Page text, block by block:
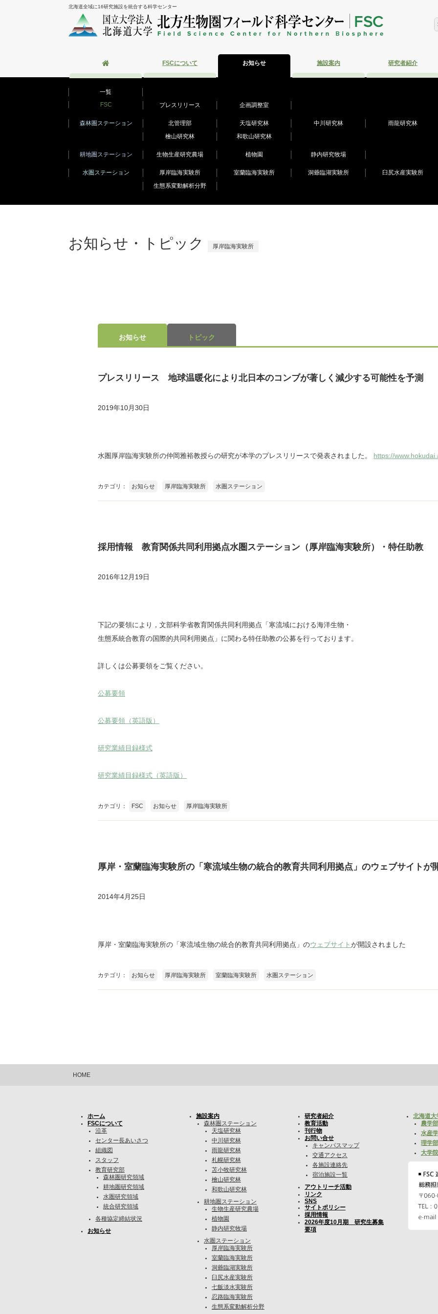
北海道全域に16研究施設を統合する科学センター
FSCについて お知らせ 施設案内 研究者紹介
一覧
FSC
プレスリリース 企画調整室
森林圏ステーション 北管理部 天塩研究林 中川研究林 雨龍研究林
檜山研究林
和歌山研究林
耕地圏ステーション 生物生産研究農場 植物園 静内研究牧場
水圏ステーション 厚岸臨海実験所 室蘭臨海実験所 洞爺臨湖実験所 臼尻水産実験所
生態系変動解析分野
お知らせ・トピック 厚岸臨海実験所
お知らせ トピック
プレスリリース 地球温暖化により北日本のコンブが著しく減少する可能性を予測
2019年10月30日
水圏厚岸臨海実験所の仲岡雅裕教授らの研究が本学のプレスリリースで発表されました。 https://
カテゴリ： お知らせ 厚岸臨海実験所 水圏ステーション
採用情報 教育関係共同利用拠点水圏ステーション（厚岸臨海実験所）・特任助教
2016年12月19日
下記の要領により，文部科学省教育関係共同利用拠点「寒流域における海洋生物・
生態系統合教育の国際的共同利用拠点」に関わる特任助教の公募を行っております。
詳しくは公募要領をご覧ください。
公募要領
公募要領（英語版）
研究業績目録様式
研究業績目録様式（英語版）
カテゴリ： FSC お知らせ 厚岸臨海実験所
厚岸・室蘭臨海実験所の「寒流域生物の統合的教育共同利用拠点」のウェブサイトが
2014年4月25日
厚岸・室蘭臨海実験所の「寒流域生物の統合的教育共同利用拠点」のウェブサイトが開設されました
カテゴリ： お知らせ 厚岸臨海実験所 室蘭臨海実験所 水圏ステーション
HOME
ホーム
FSCについて
沿革
センター長あいさつ
組織図
スタッフ
教育研究部
森林圏研究領域
耕地圏研究領域
水圏研究領域
統合研究領域
各種協定締結状況
お知らせ
施設案内
森林圏ステーション
天塩研究林
中川研究林
雨龍研究林
札幌研究林
苫小牧研究林
檜山研究林
和歌山研究林
耕地圏ステーション
生物生産研究農場
植物園
静内研究牧場
水圏ステーション
厚岸臨海実験所
室蘭臨海実験所
洞爺臨湖実験所
臼尻水産実験所
七飯淡水実験所
忍路臨海実験所
生態系変動解析分野
研究者紹介
教育活動
刊行物
お問い合せ
キャンパスマップ
交通アクセス
各施設連絡先
宿泊施設一覧
アウトリーチ活動
リンク
SNS
サイトポリシー
採用情報
2026年度10月期 研究生募集
要項
北海道大
農学
水産
理学
大学